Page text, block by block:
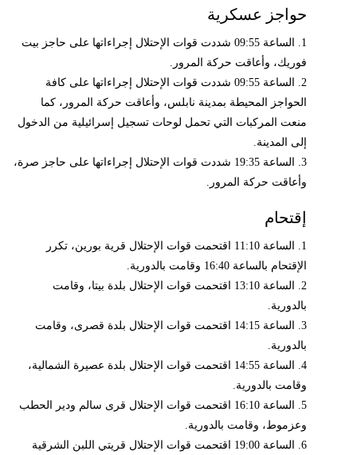
حواجز عسكرية
1. الساعة 09:55 شددت قوات الإحتلال إجراءاتها على حاجز بيت
فوريك، وأعاقت حركة المرور.
2. الساعة 09:55 شددت قوات الإحتلال إجراءاتها على كافة
الحواجز المحيطة بمدينة نابلس، وأعاقت حركة المرور، كما
منعت المركبات التي تحمل لوحات تسجيل إسرائيلية من الدخول
إلى المدينة.
3. الساعة 19:35 شددت قوات الإحتلال إجراءاتها على حاجز صرة،
وأعاقت حركة المرور.
إقتحام
1. الساعة 11:10 اقتحمت قوات الإحتلال قرية بورين، تكرر
الإقتحام بالساعة 16:40 وقامت بالدورية.
2. الساعة 13:10 اقتحمت قوات الإحتلال بلدة بيتا، وقامت
بالدورية.
3. الساعة 14:15 اقتحمت قوات الإحتلال بلدة قصرى، وقامت
بالدورية.
4. الساعة 14:55 اقتحمت قوات الإحتلال بلدة عصيرة الشمالية،
وقامت بالدورية.
5. الساعة 16:10 اقتحمت قوات الإحتلال قرى سالم ودير الحطب
وعزموط، وقامت بالدورية.
6. الساعة 19:00 اقتحمت قوات الإحتلال قريتي اللبن الشرقية